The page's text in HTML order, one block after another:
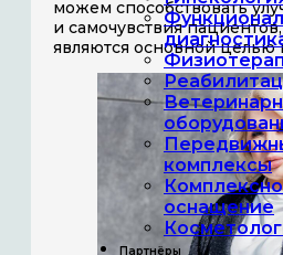
комплексы
оснащение
Партнёры
можем способствовать
и самочувствия
являются основной целью